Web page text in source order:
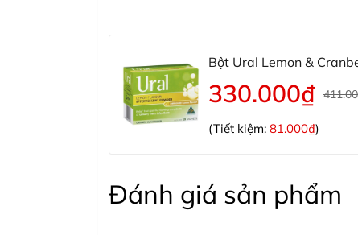
Bột Ural Lemon &
330.000₫
(Tiết kiệm: 81.000₫)
Đánh giá sản phẩm